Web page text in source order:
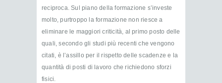
reciproca. Sul piano della formazione s’investe
molto, purtroppo la formazione non riesce a
eliminare le maggiori criticità, al primo posto delle
quali, secondo gli studi più recenti che vengono
citati, è l’assillo per il rispetto delle scadenze e la
quantità di posti di lavoro che richiedono sforzi
fisici.